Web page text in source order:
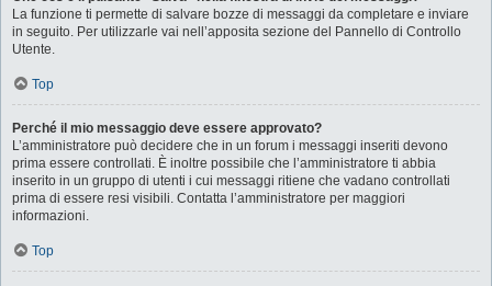
La funzione ti permette di salvare bozze di messaggi da completare e inviare
in seguito. Per utilizzarle vai nell’apposita sezione del Pannello di Controllo
Utente.
Top
Perché il mio messaggio deve essere approvato?
L’amministratore può decidere che in un forum i messaggi inseriti devono
prima essere controllati. È inoltre possibile che l’amministratore ti abbia
inserito in un gruppo di utenti i cui messaggi ritiene che vadano controllati
prima di essere resi visibili. Contatta l’amministratore per maggiori
informazioni.
Top